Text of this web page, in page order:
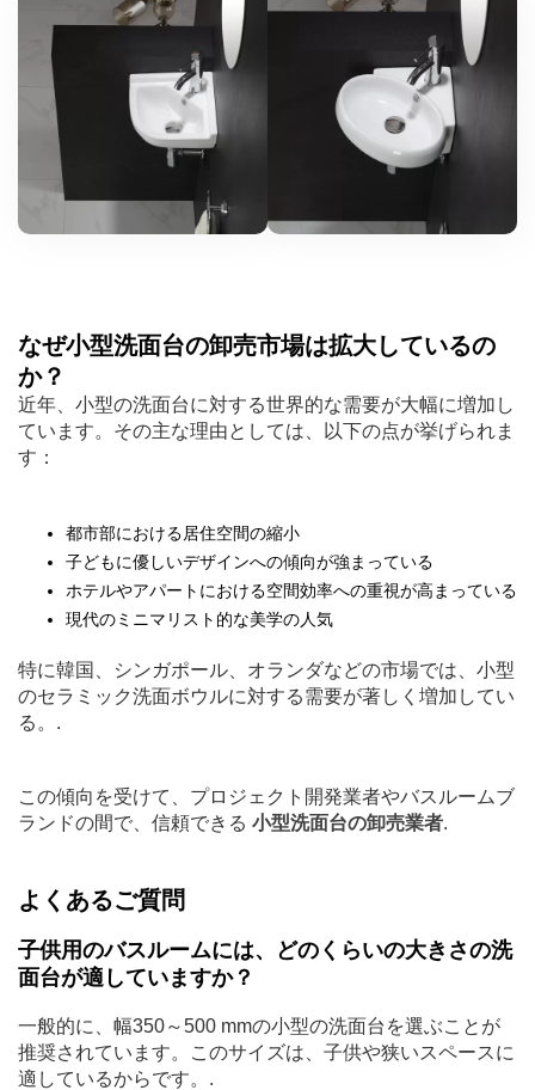
なぜ小型洗面台の卸売市場は拡大しているの
か？
近年、小型の洗面台に対する世界的な需要が大幅に増加し
ています。その主な理由としては、以下の点が挙げられま
す：
都市部における居住空間の縮小
子どもに優しいデザインへの傾向が強まっている
ホテルやアパートにおける空間効率への重視が高まっている
現代のミニマリスト的な美学の人気
特に韓国、シンガポール、オランダなどの市場では、小型
のセラミック洗面ボウルに対する需要が著しく増加してい
る。.
この傾向を受けて、プロジェクト開発業者やバスルームブ
ランドの間で、信頼できる 小型洗面台の卸売業者.
よくあるご質問
子供用のバスルームには、どのくらいの大きさの洗
面台が適していますか？
一般的に、幅350～500 mmの小型の洗面台を選ぶことが
推奨されています。このサイズは、子供や狭いスペースに
適しているからです。.